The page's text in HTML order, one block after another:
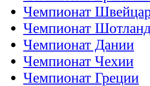
Чемпионат
Чемпионат
Чемпионат Дании
Чемпионат Чехии
Чемпионат Греции